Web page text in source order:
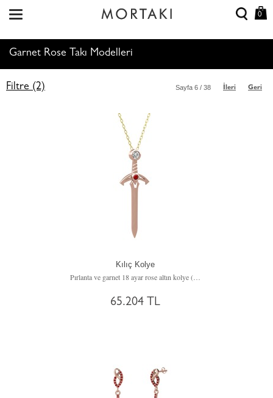
0
Garnet Rose Takı Modelleri
Filtre (2) Geri
İleri
Sayfa 6 / 38
Kılıç Kolye
Pırlanta ve garnet 18 ayar rose altın kolye (0.08 karat, 40 cm altın rolo zincir)
65.204 TL